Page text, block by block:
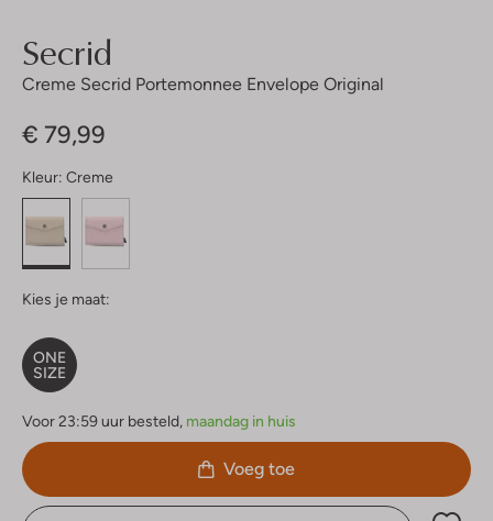
Secrid
Creme Secrid Portemonnee Envelope Original
€ 79,99
Kleur: Creme
Kies je maat:
ONE
SIZE
Voor 23:59 uur besteld, maandag in huis
Voeg toe